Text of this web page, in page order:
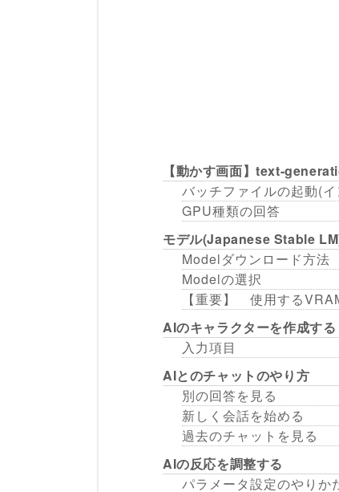
【動かす画面】text-
バッチファイルの起動(
GPU種類の回答
モデル(Japanese Stable
Modelダウンロード方法
Modelの選択
【重要】 使用する
AIのキャラクターを作成する
入力項目
AIとのチャットのやり方
別の回答を見る
新しく会話を始める
過去のチャットを見る
AIの反応を調整する
パラメータ設定のやりか